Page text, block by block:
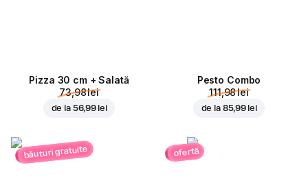
Pizza 30 cm + Salată
73,98 lei
de la 56,99 lei
Pesto Combo
111,98 lei
de la 85,99 lei
băuturi gratuite ofertă